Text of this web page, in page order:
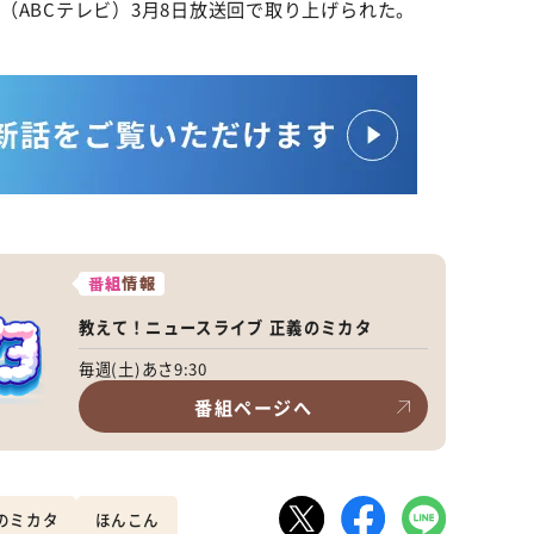
ABCテレビ）3月8日放送回で取り上げられた。
番組情報
教えて！ニュースライブ 正義のミカタ
毎週(土)あさ9:30
番組ページへ
ミカタ ほんこん